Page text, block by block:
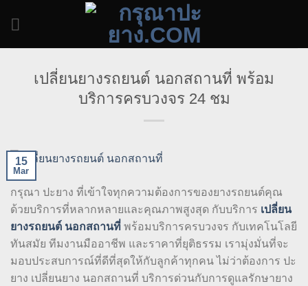
เปลี่ยนยางรถยนต์ นอกสถานที่ พร้อม
บริการครบวงจร 24 ชม
15
Mar
กรุณา ปะยาง ที่เข้าใจทุกความต้องการของยางรถยนต์คุณ
ด้วยบริการที่หลากหลายและคุณภาพสูงสุด กับบริการ เปลี่ยน
ยางรถยนต์ นอกสถานที่ พร้อมบริการครบวงจร กับเทคโนโลยี
ทันสมัย ทีมงานมืออาชีพ และราคาที่ยุติธรรม เรามุ่งมั่นที่จะ
มอบประสบการณ์ที่ดีที่สุดให้กับลูกค้าทุกคน ไม่ว่าต้องการ ปะ
ยาง เปลี่ยนยาง นอกสถานที่ บริการด่วนกับการดูแลรักษายาง